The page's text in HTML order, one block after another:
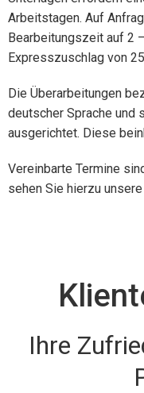
Arbeitstagen. Auf
Bearbeitungszeit auf 2
Expresszuschlag von
Die Überarbeitungen
deutscher Sprache und
ausgerichtet. Diese
Vereinbarte Termine
sehen Sie hierzu unsere
Ihre